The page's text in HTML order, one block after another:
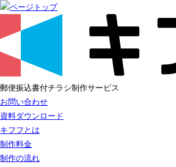
郵便振込書付チラシ制作サービス
お問い合わせ
資料ダウンロード
キフフとは
制作料金
制作の流れ